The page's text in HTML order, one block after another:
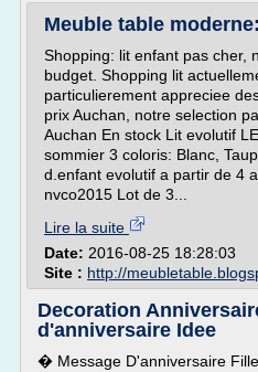
Meuble table
Shopping: lit enfant pas cher,
budget. Shopping lit
particulierement appreciee
prix Auchan, notre selection
Auchan En stock Lit evolutif
sommier 3 coloris: Blanc,
d.enfant evolutif a partir de 4
nvco2015 Lot de 3...
Lire la suite
Date: 2016-08-25 18:28:03
Site : http://
Decoration
d'anniversaire Idee
� Message D'anniversaire